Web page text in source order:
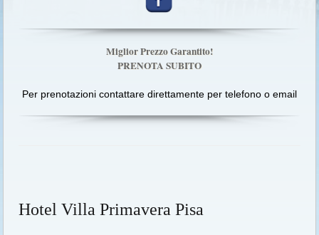
Miglior Prezzo Garantito!
PRENOTA SUBITO
Per prenotazioni contattare direttamente per telefono o email
Hotel Villa Primavera Pisa